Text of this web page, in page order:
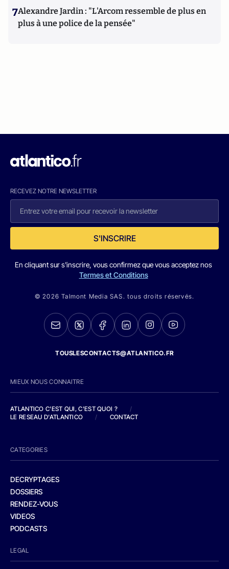
7Alexandre Jardin : "L'Arcom ressemble de plus en
plus à une police de la pensée"
RECEVEZ NOTRE NEWSLETTER
S'INSCRIRE
En cliquant sur s'inscrire, vous confirmez que vous acceptez nos
Termes et Conditions
© 2026 Talmont Media SAS. tous droits réservés.
TOUSLESCONTACTS@ATLANTICO.FR
MIEUX NOUS CONNAITRE
ATLANTICO C'EST QUI, C'EST QUOI ?
/
LE RESEAU D'ATLANTICO
/ CONTACT
CATEGORIES
DECRYPTAGES
DOSSIERS
RENDEZ-VOUS
VIDEOS
PODCASTS
LEGAL